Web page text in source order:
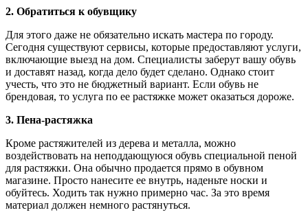
2. Обратиться к обувщику
Для этого даже не обязательно искать мастера по городу.
Сегодня существуют сервисы, которые предоставляют услуги,
включающие выезд на дом. Специалисты заберут вашу обувь
и доставят назад, когда дело будет сделано. Однако стоит
учесть, что это не бюджетный вариант. Если обувь не
брендовая, то услуга по ее растяжке может оказаться дороже.
3. Пена-растяжка
Кроме растяжителей из дерева и металла, можно
воздействовать на неподдающуюся обувь специальной пеной
для растяжки. Она обычно продается прямо в обувном
магазине. Просто нанесите ее внутрь, наденьте носки и
обуйтесь. Ходить так нужно примерно час. За это время
материал должен немного растянуться.